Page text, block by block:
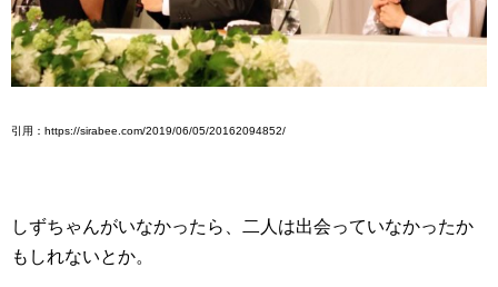
引用：https://sirabee.com/2019/06/05/20162094852/
しずちゃんがいなかったら、二人は出会っていなかったか
もしれないとか。